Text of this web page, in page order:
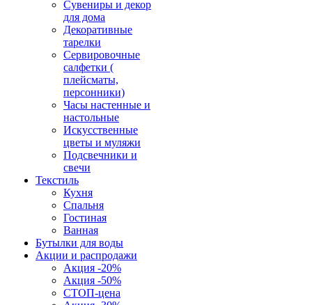
Сувениры и декор
для дома
Декоративные
тарелки
Сервировочные
салфетки (
плейсматы,
персонники)
Часы настенные и
настольные
Искусственные
цветы и муляжи
Подсвечники и
свечи
Текстиль
Кухня
Спальня
Гостиная
Ванная
Бутылки для воды
Акции и распродажи
Акция -20%
Акция -50%
СТОП-цена